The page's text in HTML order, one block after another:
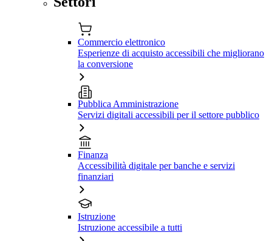
Commercio elettronico
Esperienze di acquisto accessibili che migliorano
la conversione
Pubblica Amministrazione
Servizi digitali accessibili per il settore pubblico
Finanza
Accessibilità digitale per banche e servizi
finanziari
Istruzione
Istruzione accessibile a tutti